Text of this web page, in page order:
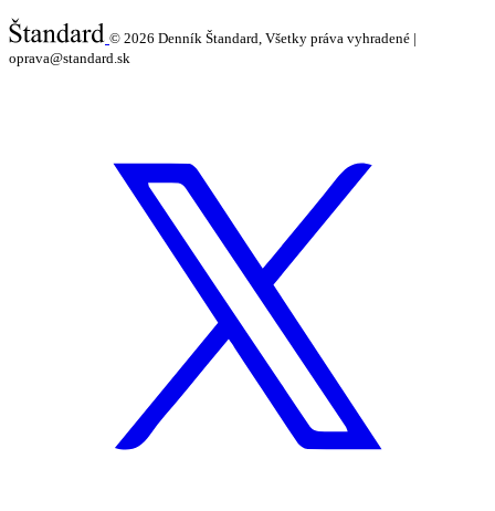
© 2026 Denník Štandard, Všetky práva vyhradené |
oprava@standard.sk